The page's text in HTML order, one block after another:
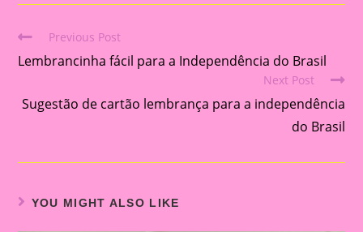
Read
more
Previous Post
Lembrancinha fácil para a Independência do Brasil
Next Post
Sugestão de cartão lembrança para a independência
do Brasil
YOU MIGHT ALSO LIKE